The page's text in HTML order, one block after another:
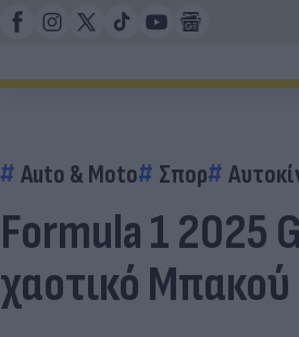
Auto & Moto Σπορ
Formula 1 2025
χαοτικό Μπακού